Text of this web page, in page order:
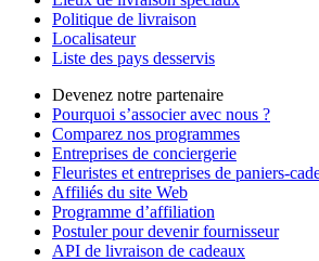
Politique de livraison
Localisateur
Liste des pays desservis
Devenez notre partenaire
Pourquoi s’associer avec nous ?
Comparez nos programmes
Entreprises de conciergerie
Fleuristes et entreprises de paniers-
Affiliés du site Web
Programme d’affiliation
Postuler pour devenir fournisseur
API de livraison de cadeaux